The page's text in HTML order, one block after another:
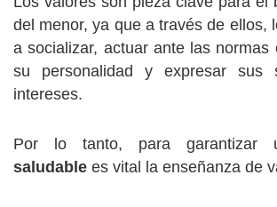
del menor, ya que a través de ellos,
a socializar, actuar ante las normas
su personalidad y expresar sus
intereses.
Por lo tanto, para garantizar
saludable es vital la enseñanza de